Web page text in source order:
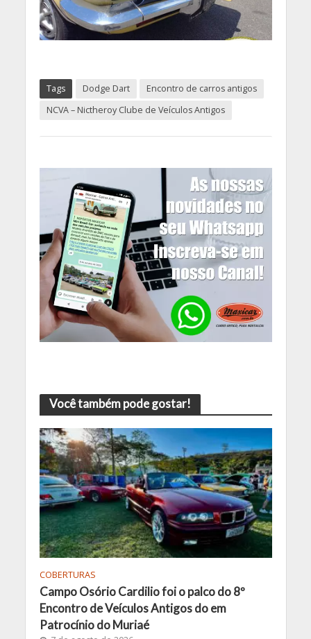
Tags Dodge Dart
Encontro de carros antigos
NCVA – Nictheroy Clube de Veículos Antigos
Você também pode gostar!
COBERTURAS
Campo Osório Cardilio foi o palco do 8º
Encontro de Veículos Antigos do em
Patrocínio do Muriaé